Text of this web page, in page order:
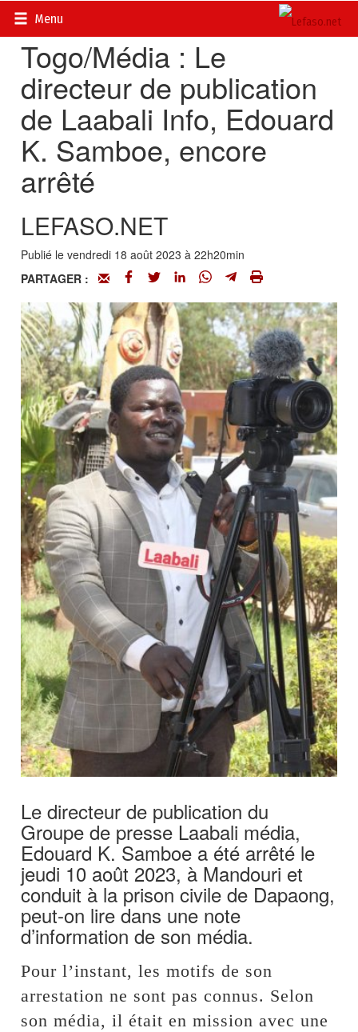
Menu
Accueil>
Togo/Média : Le
directeur de publication
de Laabali Info, Edouard
K. Samboe, encore
arrêté
LEFASO.NET
Publié le vendredi 18 août 2023 à 22h20min
PARTAGER :
Le directeur de publication du
Groupe de presse Laabali média,
Edouard K. Samboe a été arrêté le
jeudi 10 août 2023, à Mandouri et
conduit à la prison civile de Dapaong,
peut-on lire dans une note
d’information de son média.
Pour l’instant, les motifs de son
arrestation ne sont pas connus. Selon
son média, il était en mission avec une